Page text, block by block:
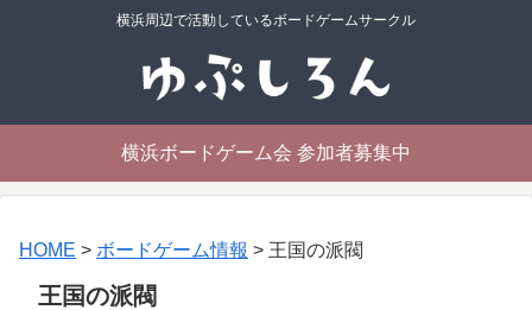
横浜周辺で活動しているボードゲームサークル
横浜ボードゲーム会 参加者募集中
HOME > ボードゲーム情報 > 王国の派閥
王国の派閥